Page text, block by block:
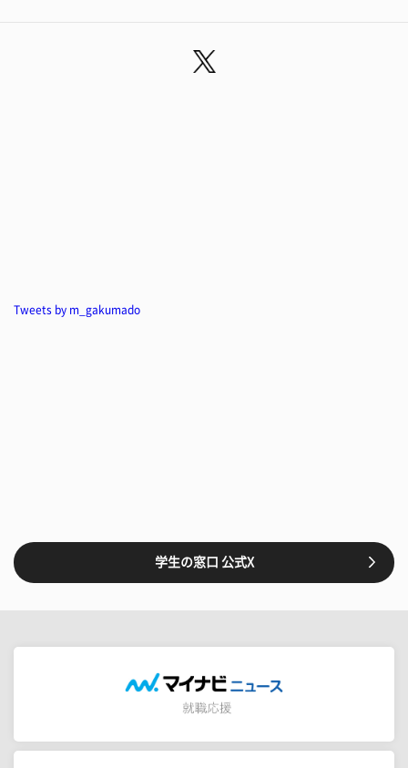
Tweets by m_gakumado
学生の窓口 公式X